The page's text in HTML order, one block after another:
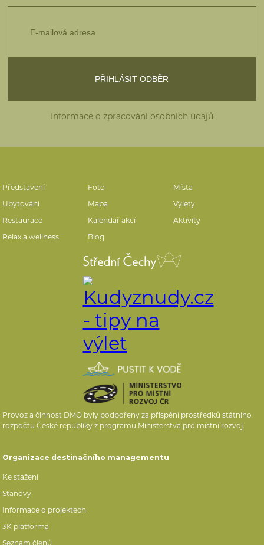
Informace o zpracování osobních údajů
Představení Foto
Místa
Ubytování
Mapa
Výlety
Restaurace
Kalendář akcí
Aktivity
Relax a wellness
Blog
Provoz a činnost DMO byly podpořeny za přispění prostředků státního
rozpočtu České republiky z programu Ministerstva pro místní rozvoj.
Organizace destinačního managementu
Ke stažení
Stanovy
Informace o projektech
3K platforma
Seznam členů